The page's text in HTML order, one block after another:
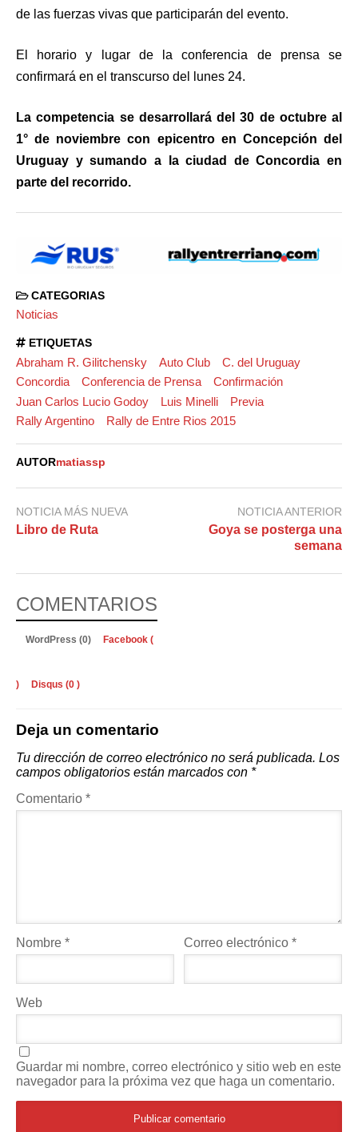
de las fuerzas vivas que participarán del evento.
El horario y lugar de la conferencia de prensa se
confirmará en el transcurso del lunes 24.
La competencia se desarrollará del 30 de octubre al
1° de noviembre con epicentro en Concepción del
Uruguay y sumando a la ciudad de Concordia en
parte del recorrido.
CATEGORIAS
Noticias
ETIQUETAS
Abraham R. Gilitchensky Auto Club
C. del Uruguay
Concordia
Conferencia de Prensa
Confirmación
Juan Carlos Lucio Godoy
Luis Minelli
Previa
Rally Argentino
Rally de Entre Rios 2015
AUTORmatiassp
NOTICIA MÁS NUEVA
Libro de Ruta
NOTICIA ANTERIOR
Goya se posterga una
semana
COMENTARIOS
WordPress (0) Facebook (
) Disqus (0 )
Deja un comentario
Tu dirección de correo electrónico no será publicada. Los
campos obligatorios están marcados con *
Comentario *
Nombre * Correo electrónico*
Web
Guardar mi nombre, correo electrónico y sitio web en este
navegador para la próxima vez que haga un comentario.